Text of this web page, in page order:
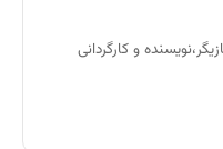
و کارگردانی